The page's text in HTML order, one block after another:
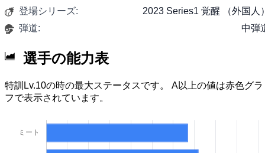
登場シリーズ:
2023 Series1 覚醒 （外国人
弾道:
中弾
選手の能力表
特訓Lv.10の時の最大ステータスです。 A以上の値は赤色グラ
フで表示されています。